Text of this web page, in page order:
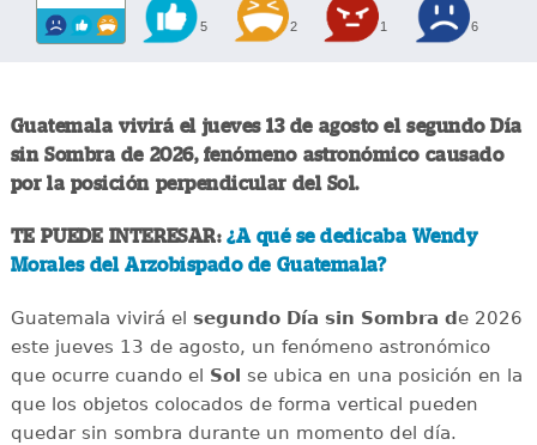
5 2 1 6
Guatemala vivirá el jueves 13 de agosto el segundo Día
sin Sombra de 2026, fenómeno astronómico causado
por la posición perpendicular del Sol.
TE PUEDE INTERESAR:¿A qué se dedicaba Wendy
Morales del Arzobispado de Guatemala?
Guatemala vivirá el segundo Día sin Sombra de 2026
este jueves 13 de agosto, un fenómeno astronómico
que ocurre cuando el Sol se ubica en una posición en la
que los objetos colocados de forma vertical pueden
quedar sin sombra durante un momento del día.